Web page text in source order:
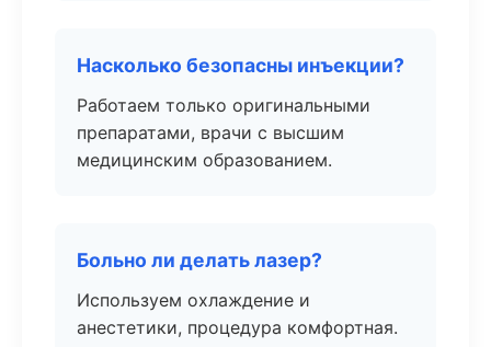
Насколько безопасны инъекции?
Работаем только оригинальными
препаратами, врачи с высшим
медицинским образованием.
Больно ли делать лазер?
Используем охлаждение и
анестетики, процедура комфортная.